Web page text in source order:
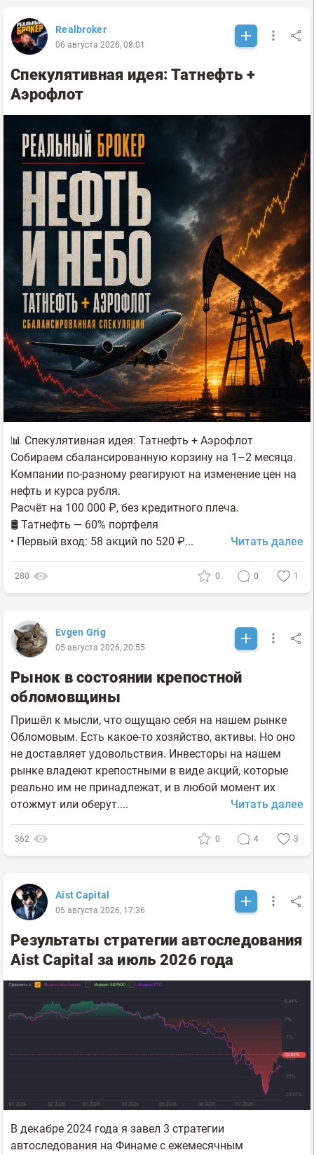
Realbroker
06 августа 2026, 08:01
Спекулятивная идея: Татнефть +
Аэрофлот
📊 Спекулятивная идея: Татнефть + Аэрофлот
Собираем сбалансированную корзину на 1–2 месяца.
Компании по-разному реагируют на изменение цен на
нефть и курса рубля.
Расчёт на 100 000 ₽, без кредитного плеча.
🛢 Татнефть — 60% портфеля
• Первый вход: 58 акций по 520 ₽...
Читать далее
280 0 0 1
Evgen Grig
05 августа 2026, 20:55
Рынок в состоянии крепостной
обломовщины
Пришёл к мысли, что ощущаю себя на нашем рынке
Обломовым. Есть какое-то хозяйство, активы. Но оно
не доставляет удовольствия. Инвесторы на нашем
рынке владеют крепостными в виде акций, которые
реально им не принадлежат, и в любой момент их
отожмут или оберут....
Читать далее
362 0 4 3
Aist Capital
05 августа 2026, 17:36
Результаты стратегии автоследования
Aist Capital за июль 2026 года
В декабре 2024 года я завел 3 стратегии
автоследования на Финаме с ежемесячным